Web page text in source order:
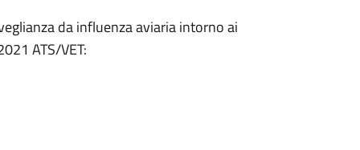
da influenza aviaria intorno ai
ATS/VET: